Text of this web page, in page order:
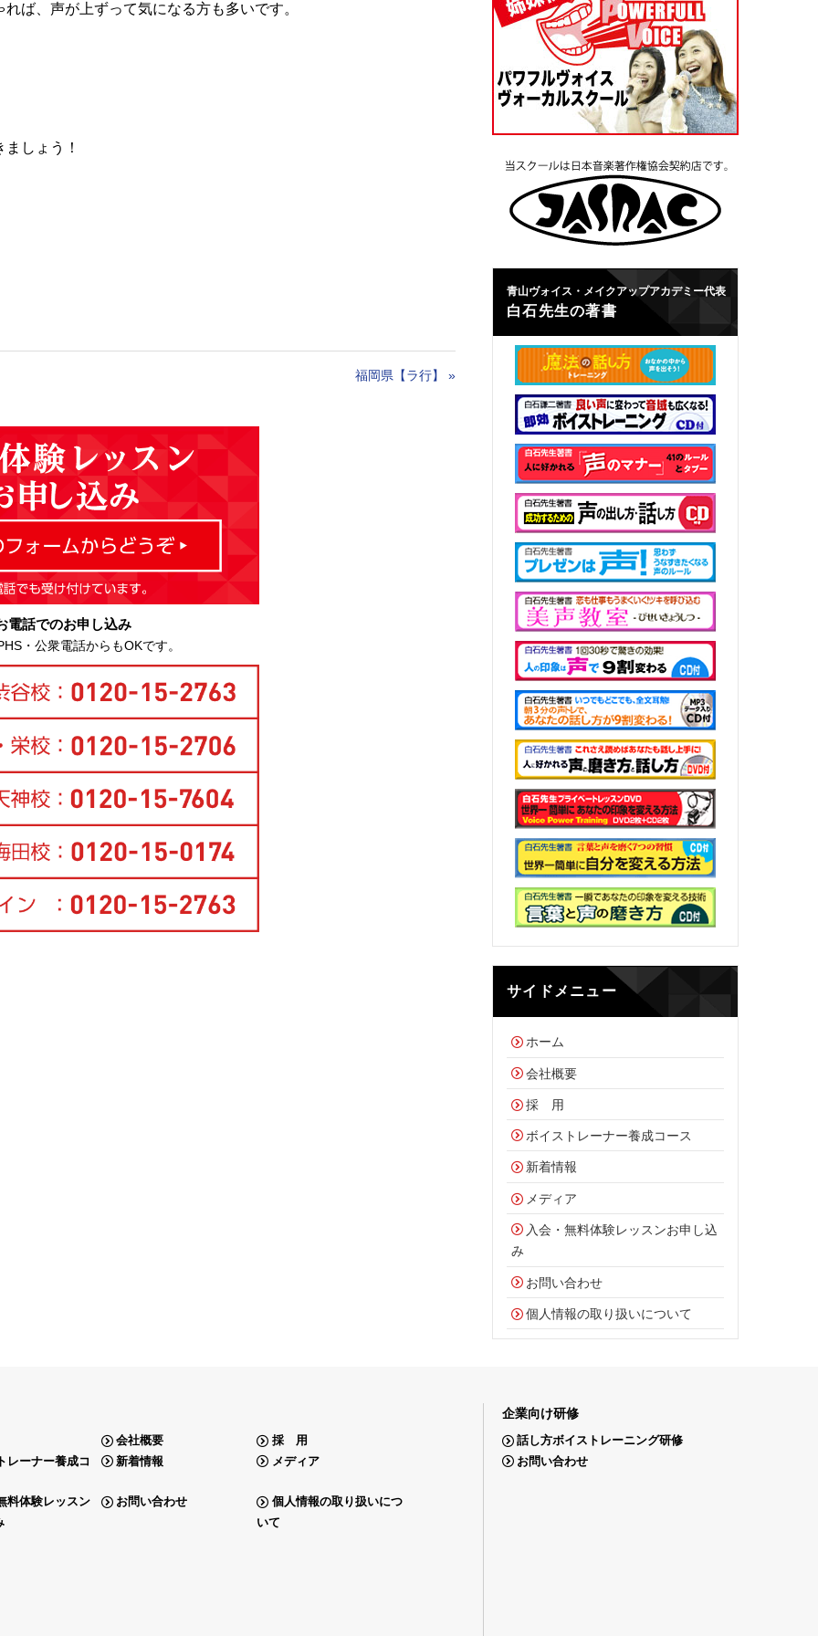
ば、声が上ずって気になる方も多いです。
しょう！
福岡県【ラ行】 »
電話でのお申し込み
・公衆電話からもOKです。
青山ヴォイス・メイクアップアカデミー代表
白石先生の著書
サイドメニュー
ホーム
会社概要
採 用
ボイストレーナー養成コース
新着情報
メディア
入会・無料体験レッスンお申し込
み
お問い合わせ
個人情報の取り扱いについて
会社概要
採 用
レーナー養成コ
新着情報 メディア
料体験レッスン
お問い合わせ
個人情報の取り扱いにつ
いて
企業向け研修
話し方ボイストレーニング研修
お問い合わせ